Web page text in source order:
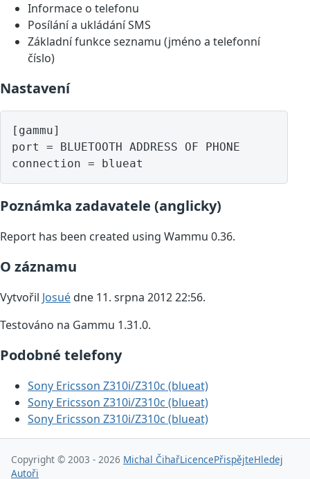
Informace o telefonu
Posílání a ukládání SMS
Základní funkce seznamu (jméno a telefonní
číslo)
Nastavení
[gammu]
port = BLUETOOTH ADDRESS OF PHONE
Poznámka zadavatele (anglicky)
Report has been created using Wammu 0.36.
O záznamu
Vytvořil Josuédne 11. srpna 2012 22:56.
Testováno na Gammu 1.31.0.
Podobné telefony
Sony Ericsson Z310i/Z310c (blueat)
Sony Ericsson Z310i/Z310c (blueat)
Sony Ericsson Z310i/Z310c (blueat)
Copyright © 2003 - 2026 Michal ČihařLicencePřispějteHledej
Autoři